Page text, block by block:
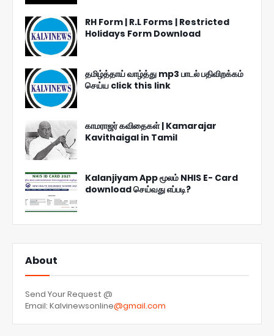
RH Form | R.L Forms | Restricted
Holidays Form Download
தமிழ்த்தாய் வாழ்த்து mp3 பாடல் பதிவிறக்கம்
செய்ய click this link
காமராஜர் கவிதைகள் | Kamarajar
Kavithaigal in Tamil
Kalanjiyam App மூலம் NHIS E- Card
download செய்வது எப்படி?
About
Send Your Request @
Email: Kalvinewsonline@gmail.com